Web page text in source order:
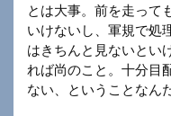
とは大事。前を走って
いけないし、軍規で処
はきちんと見ないとい
れば尚のこと。十分目
ない、ということなん